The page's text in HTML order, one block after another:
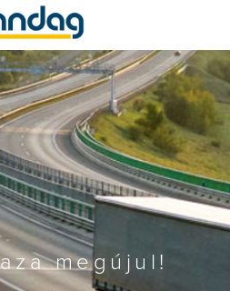
megújul!